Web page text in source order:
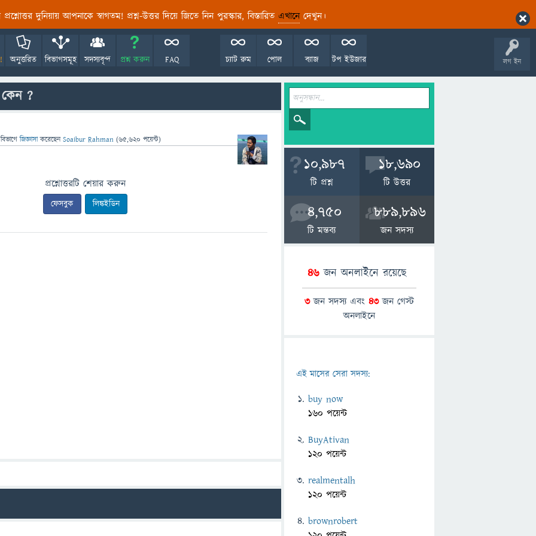
প্রশ্নোত্তর দুনিয়ায় আপনাকে স্বাগতম! প্রশ্ন-উত্তর দিয়ে জিতে নিন পুরস্কার, বিস্তারিত এখানেদেখুন।
লগ ইন
অনুত্তরিত বিভাগসমূহ সদস্যবৃন্দ প্রশ্ন করুন FAQ টপ ইউজার
ব্যাজ
পোল
চ্যাট রুম
কেন ?
জিজ্ঞাসাকরেছেনSoaibur Rahman (65,620 পয়েন্ট)
প্রশ্নোত্তরটি শেয়ার করুন
ফেসবুক লিঙ্কইডিন
10,987
টি প্রশ্ন
18,690
টি উত্তর
4,750
টি মন্তব্য
889,896
জন সদস্য
46জন অনলাইনে রয়েছে
3জন সদস্য এবং 43জন গেস্ট
অনলাইনে
এই মাসের সেরা সদস্য:
buy now
160 পয়েন্ট
BuyAtivan
120 পয়েন্ট
realmentalh
120 পয়েন্ট
brownrobert